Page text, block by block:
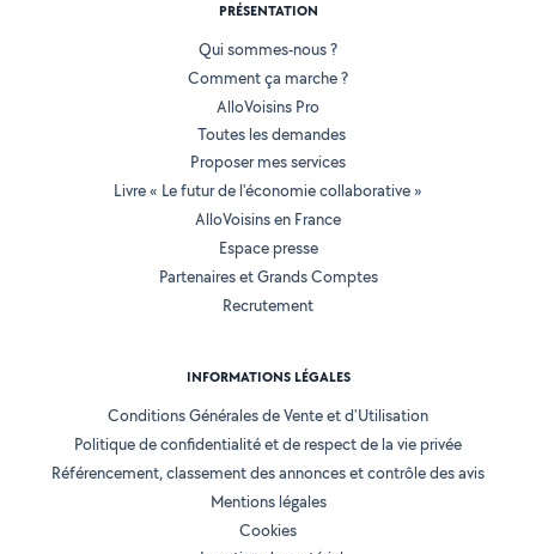
PRÉSENTATION
Qui sommes-nous ?
Comment ça marche ?
AlloVoisins Pro
Toutes les demandes
Proposer mes services
Livre « Le futur de l'économie collaborative »
AlloVoisins en France
Espace presse
Partenaires et Grands Comptes
Recrutement
INFORMATIONS LÉGALES
Conditions Générales de Vente et d'Utilisation
Politique de confidentialité et de respect de la vie privée
Référencement, classement des annonces et contrôle des avis
Mentions légales
Cookies